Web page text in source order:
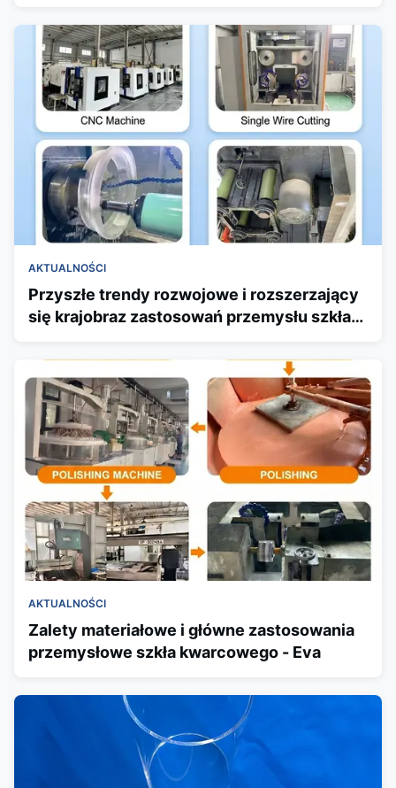
AKTUALNOŚCI
Przyszłe trendy rozwojowe i rozszerzający
się krajobraz zastosowań przemysłu szkła
AKTUALNOŚCI
Zalety materiałowe i główne zastosowania
przemysłowe szkła kwarcowego - Eva